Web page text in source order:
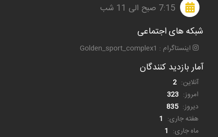
7:15 صبح الی 11 شب
شبکه های اجتماعی
اینستاگرام : Golden_sport_complex1
آمار بازدید کنندگان
آنلاین: 2
امروز: 323
دیروز: 835
هفته جاری: 1
ماه جاری: 1